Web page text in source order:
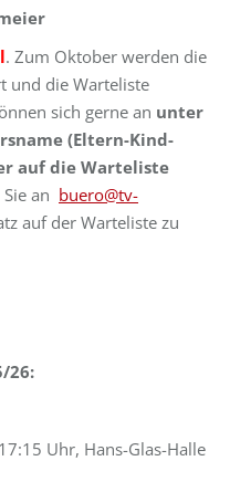
. Zum Oktober werden die
und die Warteliste
sich gerne an unter
(Eltern-Kind-
auf die Warteliste
an buero@tv-
auf der Warteliste zu
26:
Uhr, Hans-Glas-Halle